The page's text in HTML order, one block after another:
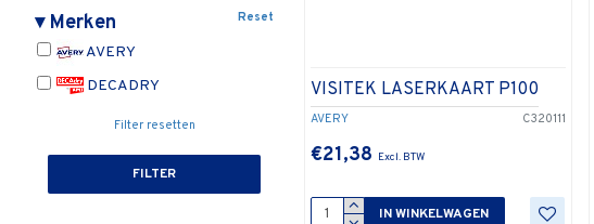
▾Merken Reset
AVERY
DECADRY
Filter resetten
FILTER
AVERY C320111
VISITEK LASERKAART P100
€21,38
IN WINKELWAGEN